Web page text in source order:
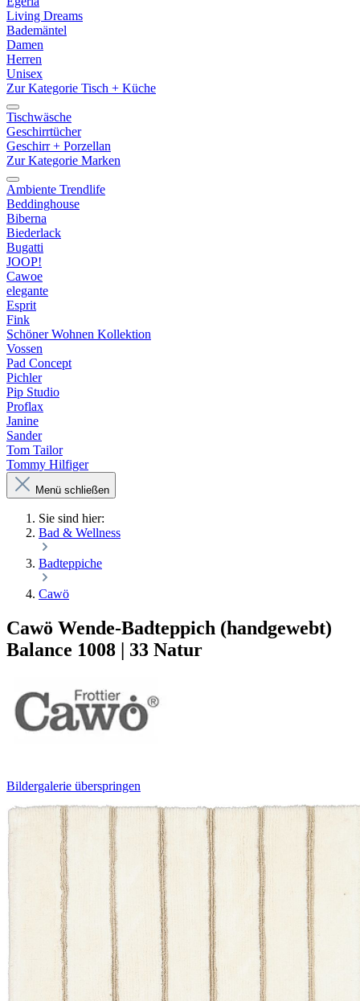
Living Dreams
Bademäntel
Damen
Herren
Unisex
Zur Kategorie Tisch + Küche
Tischwäsche
Geschirrtücher
Geschirr + Porzellan
Zur Kategorie Marken
Ambiente Trendlife
Beddinghouse
Biberna
Biederlack
Bugatti
JOOP!
Cawoe
elegante
Esprit
Fink
Schöner Wohnen Kollektion
Vossen
Pad Concept
Pichler
Pip Studio
Proflax
Janine
Sander
Tom Tailor
Tommy Hilfiger
Menü schließen
Sie sind hier:
Bad & Wellness
Badteppiche
Cawö
Cawö Wende-Badteppich (handgewebt)
Balance 1008 | 33 Natur
Bildergalerie überspringen